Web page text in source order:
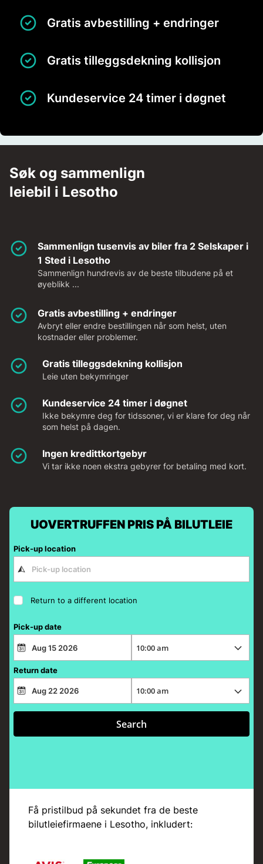
Gratis avbestilling + endringer
Gratis tilleggsdekning kollisjon
Kundeservice 24 timer i døgnet
Søk og sammenlign
leiebil i Lesotho
Sammenlign tusenvis av biler fra 2 Selskaper i
1 Sted i Lesotho
Sammenlign hundrevis av de beste tilbudene på et
øyeblikk ...
Gratis avbestilling + endringer
Avbryt eller endre bestillingen når som helst, uten
kostnader eller problemer.
Gratis tilleggsdekning kollisjon
Leie uten bekymringer
Kundeservice 24 timer i døgnet
Ikke bekymre deg for tidssoner, vi er klare for deg når
som helst på dagen.
Ingen kredittkortgebyr
Vi tar ikke noen ekstra gebyrer for betaling med kort.
UOVERTRUFFEN PRIS PÅ BILUTLEIE
Pick-up location
Return to a different location
Pick-up date
Return date
Search
Få pristilbud på sekundet fra de beste
bilutleiefirmaene i Lesotho, inkludert: